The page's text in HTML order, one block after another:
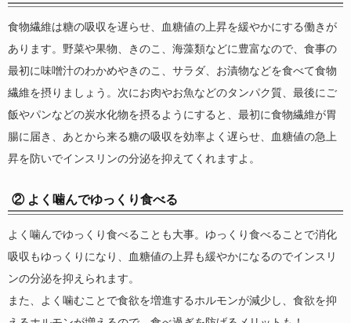
食物繊維は糖の吸収を遅らせ、血糖値の上昇を緩やかにする働きが
あります。野菜や果物、きのこ、海藻類などに豊富なので、食事の
最初に味噌汁のわかめやきのこ、サラダ、お漬物などを食べて食物
繊維を摂りましょう。次にお肉やお魚などのタンパク質、最後にご
飯やパンなどの炭水化物を摂るようにすると、最初に食物繊維が胃
腸に届き、あとから来る糖の吸収を効率よく遅らせ、血糖値の急上
昇を防いでインスリンの分泌を抑えてくれますよ。
② よく噛んでゆっくり食べる
よく噛んでゆっくり食べることも大事。ゆっくり食べることで消化
吸収もゆっくりになり、血糖値の上昇も緩やかになるのでインスリ
ンの分泌を抑えられます。
また、よく噛むことで食欲を増進するホルモンが減少し、食欲を抑